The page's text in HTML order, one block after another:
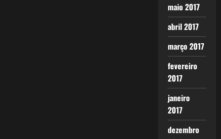
maio 2017
abril 2017
março 2017
fevereiro
2017
janeiro
2017
dezembro